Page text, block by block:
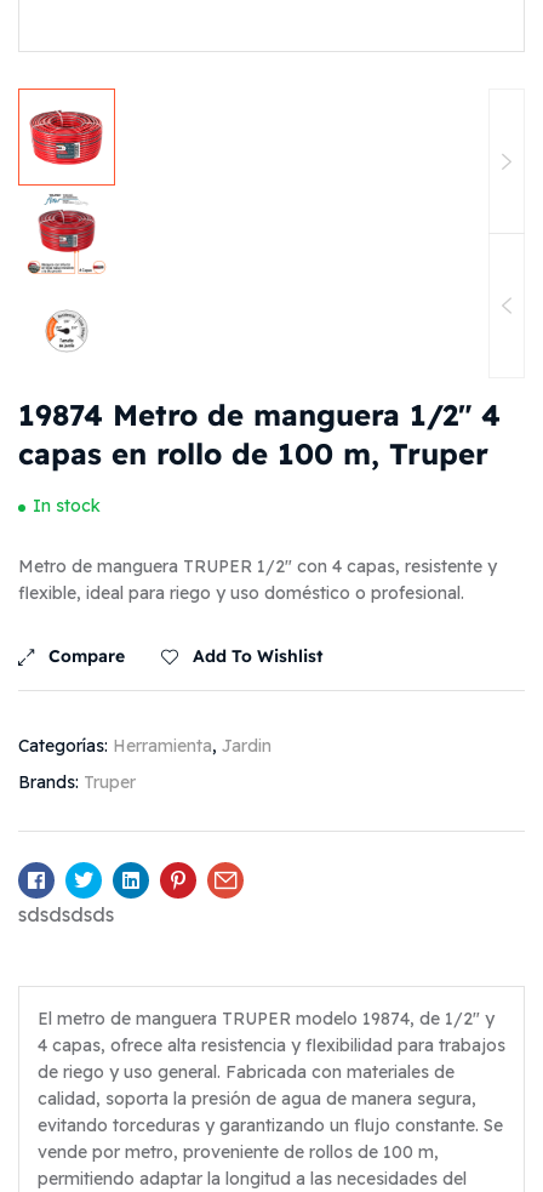
19874 Metro de manguera 1/2″ 4
capas en rollo de 100 m, Truper
In stock
Metro de manguera TRUPER 1/2″ con 4 capas, resistente y
flexible, ideal para riego y uso doméstico o profesional.
Compare Add To Wishlist
Categorías: Herramienta, Jardin
Brands: Truper
Facebook
TwitterLinkedinPinterestEmail
sdsdsdsds
El metro de manguera TRUPER modelo 19874, de 1/2″ y
4 capas, ofrece alta resistencia y flexibilidad para trabajos
de riego y uso general. Fabricada con materiales de
calidad, soporta la presión de agua de manera segura,
evitando torceduras y garantizando un flujo constante. Se
vende por metro, proveniente de rollos de 100 m,
permitiendo adaptar la longitud a las necesidades del